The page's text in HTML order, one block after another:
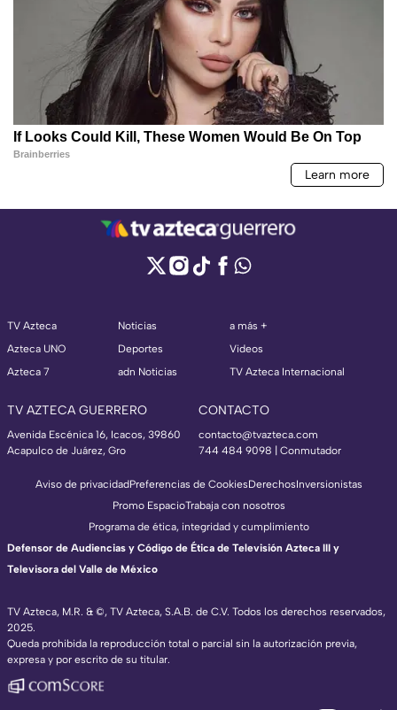
TV Azteca
Azteca UNO
Azteca 7
Noticias
Deportes
adn Noticias
a más +
Videos
TV Azteca Internacional
TV AZTECA GUERRERO
Avenida Escénica 16, Icacos, 39860
Acapulco de Juárez, Gro
CONTACTO
contacto@tvazteca.com
744 484 9098 | Conmutador
TV Azteca, M.R. & ©, TV Azteca, S.A.B. de C.V. Todos los derechos reservados,
2025.
Queda prohibida la reproducción total o parcial sin la autorización previa,
expresa y por escrito de su titular.
Aviso de privacidadPreferencias de CookiesDerechosInversionistas
Promo EspacioTrabaja con nosotros
Programa de ética, integridad y cumplimiento
Defensor de Audiencias y Código de Ética de Televisión Azteca III y
Televisora del Valle de México